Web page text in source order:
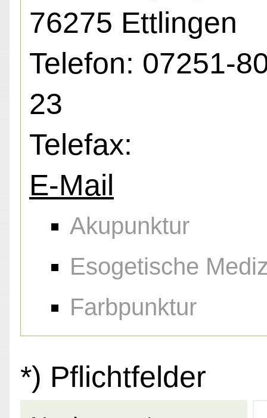
76275 Ettlingen
Telefon: 07251-
23
Telefax:
E-Mail
Akupunktur
Esogetische
Farbpunktur
*) Pflichtfelder